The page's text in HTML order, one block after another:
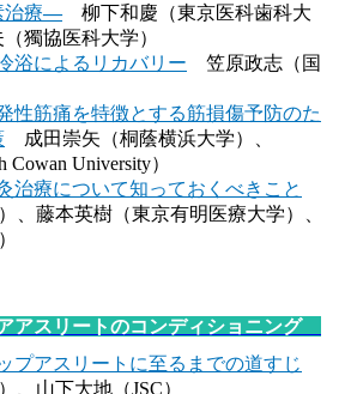
治療―柳下和慶（東京医科歯科大
獨協医科大学）
によるリカバリー 笠原政志（国
筋痛を特徴とする筋損傷予防のた
成田崇矢（桐蔭横浜大学）、
University）
療について知っておくべきこと
、 藤本英樹（東京有明医療大学）、
スリートのコンディショニング
アスリートに至るまでの道すじ
、山下大地（JSC）